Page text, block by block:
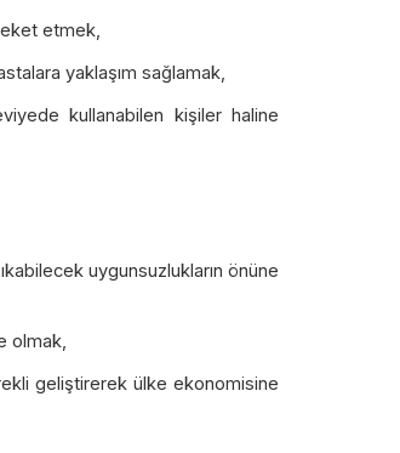
etmek,
yaklaşım sağlamak,
kullanabilen kişiler haline
uygunsuzlukların önüne
olmak,
geliştirerek ülke ekonomisine